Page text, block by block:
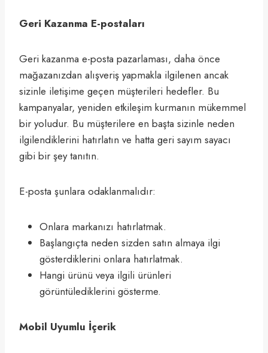
Geri Kazanma E-postaları
Geri kazanma e-posta pazarlaması, daha önce
mağazanızdan alışveriş yapmakla ilgilenen ancak
sizinle iletişime geçen müşterileri hedefler. Bu
kampanyalar, yeniden etkileşim kurmanın mükemmel
bir yoludur. Bu müşterilere en başta sizinle neden
ilgilendiklerini hatırlatın ve hatta geri sayım sayacı
gibi bir şey tanıtın.
E-posta şunlara odaklanmalıdır:
Onlara markanızı hatırlatmak.
Başlangıçta neden sizden satın almaya ilgi
gösterdiklerini onlara hatırlatmak.
Hangi ürünü veya ilgili ürünleri
görüntülediklerini gösterme.
Mobil Uyumlu İçerik